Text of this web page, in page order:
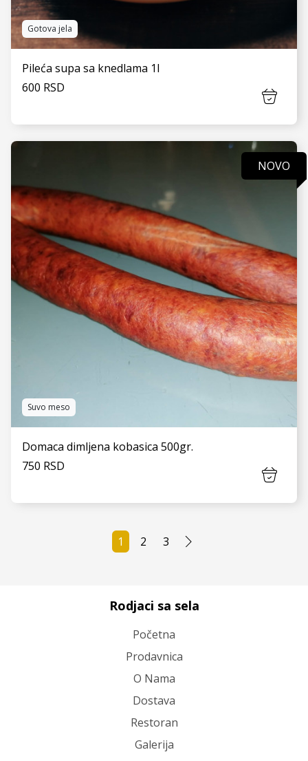
VIDI JOŠ
Gotova jela
Pileća supa sa knedlama 1l
600 RSD
NOVO
Suvo meso
Domaca dimljena kobasica 500gr.
750 RSD
1 2 3
Rodjaci sa sela
Početna
Prodavnica
O Nama
Dostava
Restoran
Galerija